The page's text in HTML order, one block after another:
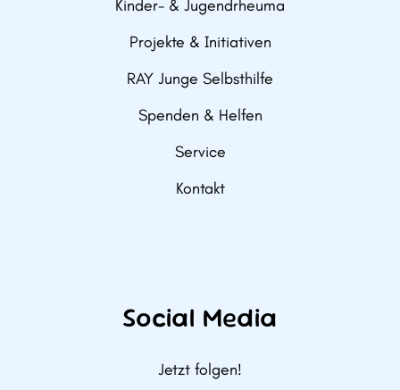
Kinder- & Jugendrheuma
Projekte & Initiativen
RAY Junge Selbsthilfe
Spenden & Helfen
Service
Kontakt
Social Media
Jetzt folgen!